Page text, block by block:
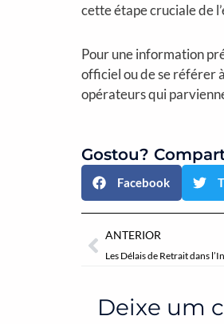
cette étape cruciale de
Pour une information
officiel ou de se référer
opérateurs qui
Gostou?
Facebook
Anterior
ANTERIOR
Les Délais de Retrait dans
Deixe um